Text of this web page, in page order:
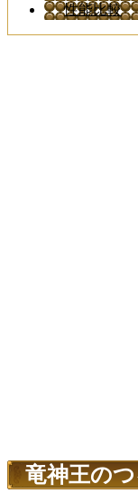
性能比較
竜神王の